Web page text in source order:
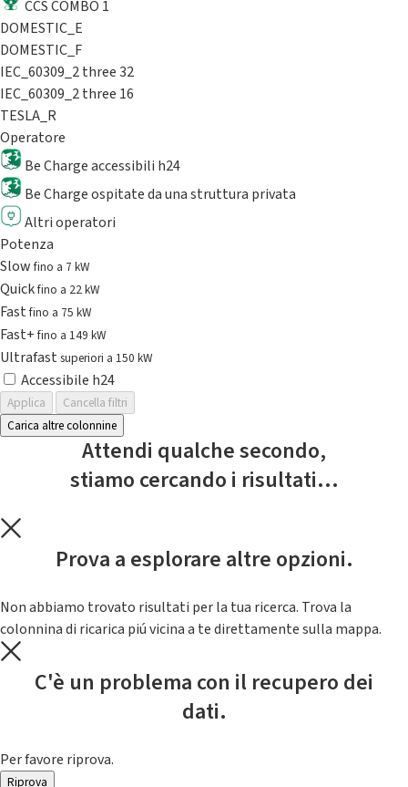
CCS COMBO 1
DOMESTIC_E
DOMESTIC_F
IEC_60309_2 three 32
IEC_60309_2 three 16
TESLA_R
Operatore
Be Charge accessibili h24
Be Charge ospitate da una struttura privata
Altri operatori
Potenza
Slowfino a 7 kW
Quickfino a 22 kW
Fastfino a 75 kW
Fast+fino a 149 kW
Ultrafast superiori a 150 kW
Accessibile h24
Applica
Cancella filtri
Carica altre colonnine
Attendi qualche secondo,
stiamo cercando i risultati...
Prova a esplorare altre opzioni.
Non abbiamo trovato risultati per la tua ricerca. Trova la
colonnina di ricarica piú vicina a te direttamente sulla mappa.
C'è un problema con il recupero dei
dati.
Per favore riprova.
Riprova